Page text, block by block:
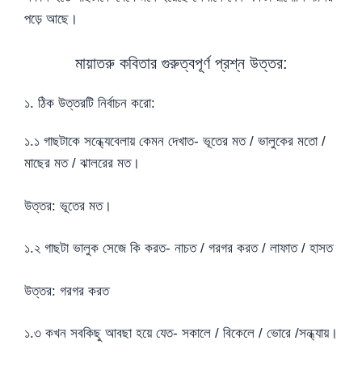
পড়ে আছে।
মায়াতরু কবিতার গুরুত্বপূর্ণ প্রশ্ন উত্তর:
১. ঠিক উত্তরটি নির্বাচন করো:
১.১ গাছটাকে সন্ধ্যেবেলায় কেমন দেখাত- ভূতের মত / ভালুকের মতো /
মাছের মত / ঝালরের মত।
উত্তর: ভূতের মত।
১.২ গাছটা ভালুক সেজে কি করত- নাচত / গরগর করত / লাফাত / হাসত
উত্তর: গরগর করত
১.৩ কখন সবকিছু আবছা হয়ে যেত- সকালে / বিকেলে / ভোরে /সন্ধ্যায়।